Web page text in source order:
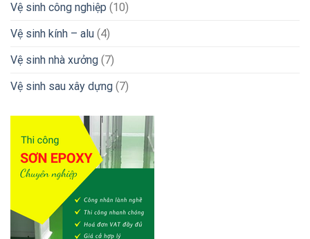
Vệ sinh công nghiệp (10)
Vệ sinh kính – alu (4)
Vệ sinh nhà xưởng (7)
Vệ sinh sau xây dựng (7)